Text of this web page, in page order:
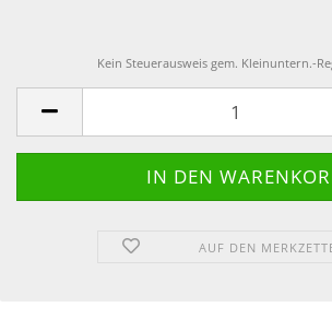
Kein Steuerausweis gem. Kleinuntern.-
AUF DEN